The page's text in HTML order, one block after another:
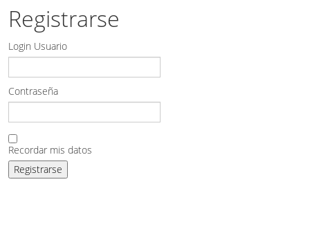
Registrarse
Login Usuario
Contraseña
Recordar mis datos
Registrarse